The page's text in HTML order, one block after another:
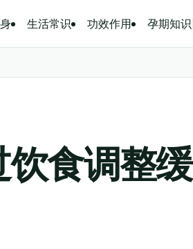
生活常识 功效作用 孕期知识
食调整缓